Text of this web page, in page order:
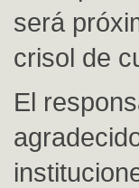
será
crisol de
El